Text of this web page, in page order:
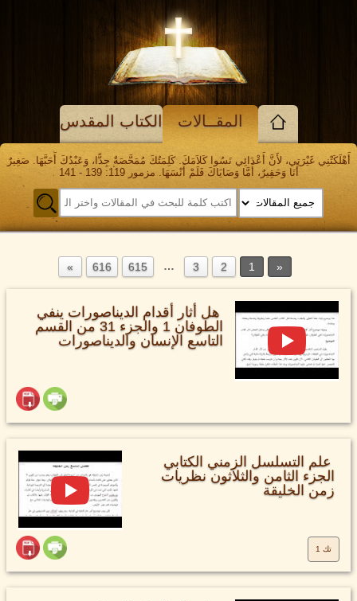
المقــالات الكتاب المقدس
أَهْلَكَتْنِي غَيْرَتِي، لأَنَّ أَعْدَائِي نَسُوا كَلاَمَكَ. كَلِمَتُكَ مُمَحَّصَةٌ جِدًّا، وَعَبْدُكَ أَحَبَّهَا. صَغِيرٌ
أَنَا وَحَقِيرٌ، أَمَّا وَصَايَاكَ فَلَمْ أَنْسَهَا. مزمور 119: 139 - 141
1
2
3
…
615
616
هل أثار أقدام الديناصورات ينفي
الطوفان 1 والجزء 31 من القسم
التاسع الإنسان والديناصورات
علم التسلسل الزمني الكتابي
الجزء الثامن والثلاثون نظريات
زمن الخليقة
تك 1